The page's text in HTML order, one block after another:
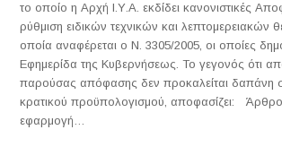
το οποίο η Αρχή Ι.Υ.Α. εκδίδει κανονιστικές
ρύθμιση ειδικών τεχνικών και λεπτομερειακών
οποία αναφέρεται ο Ν. 3305/2005, οι οποίες
Εφημερίδα της Κυβερνήσεως. Το γεγονός ότι
παρούσας απόφασης δεν προκαλείται δαπάνη
κρατικού προϋπολογισμού, αποφασίζει:
εφαρμογή…